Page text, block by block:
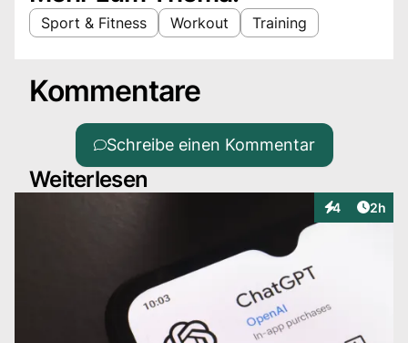
Sport & Fitness Workout Training
Kommentare
Schreibe einen Kommentar
Weiterlesen
4
Interaktionen
2h